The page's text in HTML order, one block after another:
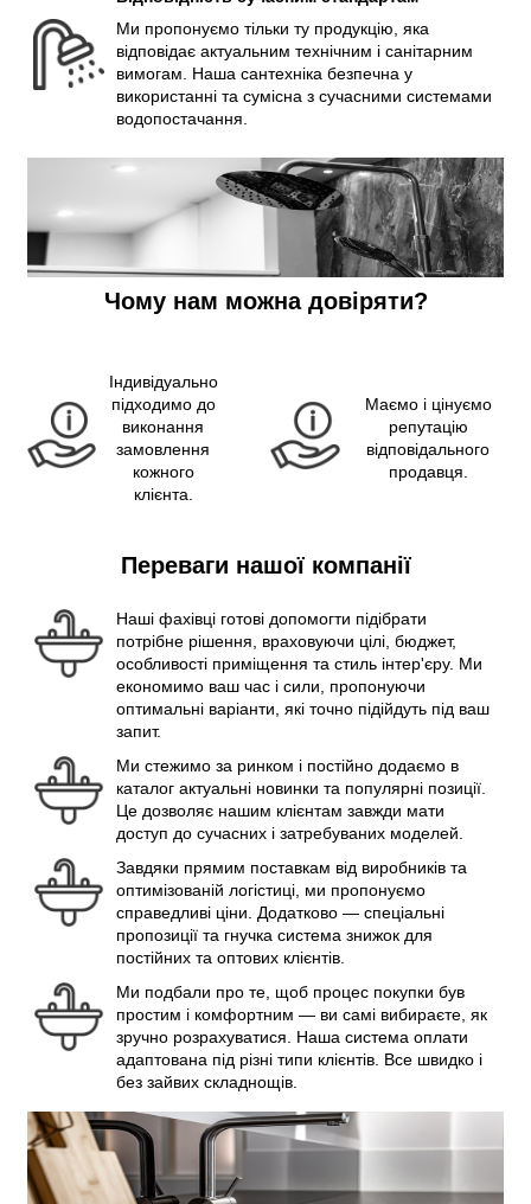
Ми пропонуємо тільки ту продукцію, яка
відповідає актуальним технічним і санітарним
вимогам. Наша сантехніка безпечна у
використанні та сумісна з сучасними системами
водопостачання.
Чому нам можна довіряти?
Індивідуально
підходимо до
виконання
замовлення
кожного
клієнта.
Маємо і цінуємо
репутацію
відповідального
продавця.
Переваги нашої компанії
Наші фахівці готові допомогти підібрати
потрібне рішення, враховуючи цілі, бюджет,
особливості приміщення та стиль інтер'єру. Ми
економимо ваш час і сили, пропонуючи
оптимальні варіанти, які точно підійдуть під ваш
запит.
Ми стежимо за ринком і постійно додаємо в
каталог актуальні новинки та популярні позиції.
Це дозволяє нашим клієнтам завжди мати
доступ до сучасних і затребуваних моделей.
Завдяки прямим поставкам від виробників та
оптимізованій логістиці, ми пропонуємо
справедливі ціни. Додатково — спеціальні
пропозиції та гнучка система знижок для
постійних та оптових клієнтів.
Ми подбали про те, щоб процес покупки був
простим і комфортним — ви самі вибираєте, як
зручно розрахуватися. Наша система оплати
адаптована під різні типи клієнтів. Все швидко і
без зайвих складнощів.